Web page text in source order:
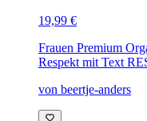
19,99 €
Frauen Premium
Respekt mit Text
von beertje-anders